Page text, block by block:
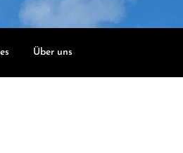
Über uns